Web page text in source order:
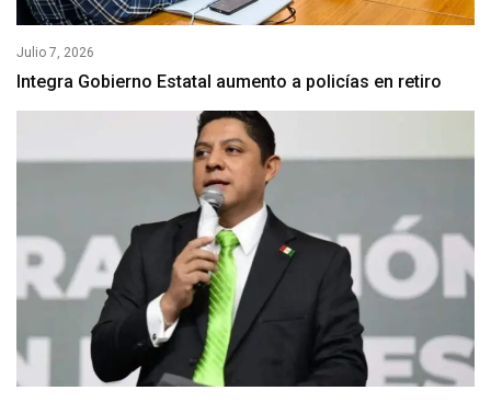
Julio 7, 2026
Integra Gobierno Estatal aumento a policías en retiro